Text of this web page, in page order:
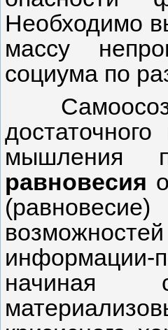
Необходимо
массу
социума по
мышления
равновесия
начиная